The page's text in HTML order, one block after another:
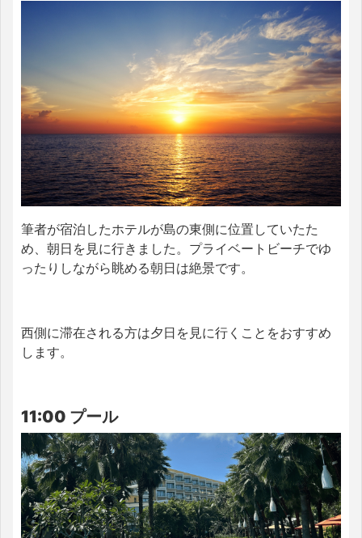
筆者が宿泊したホテルが島の東側に位置していたた
め、朝日を見に行きました。プライベートビーチでゆ
ったりしながら眺める朝日は絶景です。
西側に滞在される方は夕日を見に行くことをおすすめ
します。
11:00 プール